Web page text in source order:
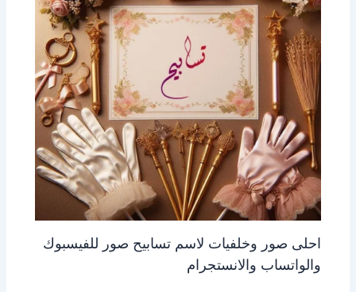
احلى صور وخلفيات لاسم تسابيح صور للفيسبوك
والواتساب والانستجرام